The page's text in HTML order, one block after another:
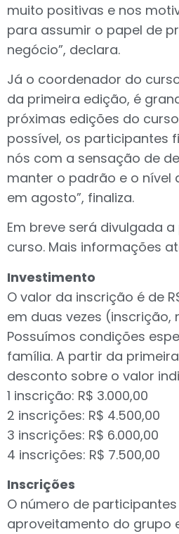
muito positivas e nos
para assumir o papel de
negócio”, declara.
Já o coordenador do
da primeira edição, é
próximas edições do
possível, os participantes
nós com a sensação de
manter o padrão e o nível
em agosto”, finaliza.
Em breve será divulgada
curso. Mais informações
Investimento
O valor da inscrição é de
em duas vezes (inscrição,
Possuímos condições
família. A partir da
desconto sobre o valor
1 inscrição: R$ 3.000,00
2 inscrições: R$ 4.500,00
3 inscrições: R$ 6.000,00
4 inscrições: R$ 7.500,00
Inscrições
O número de
aproveitamento do grupo